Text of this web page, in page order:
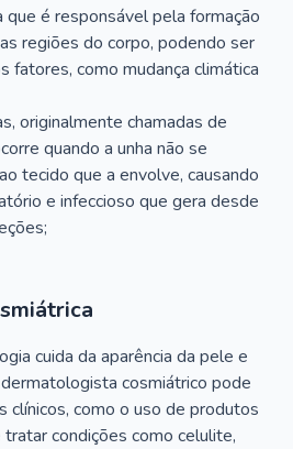
que é responsável pela formação
regiões do corpo, podendo ser
fatores, como mudança climática
originalmente chamadas de
quando a unha não se
tecido que a envolve, causando
e infeccioso que gera desde
cuida da aparência da pele e
cosmiátrico pode
clínicos, como o uso de produtos
condições como celulite,